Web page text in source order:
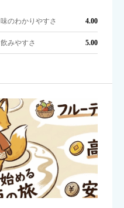
味のわかりやすさ 4.00
飲みやすさ 5.00